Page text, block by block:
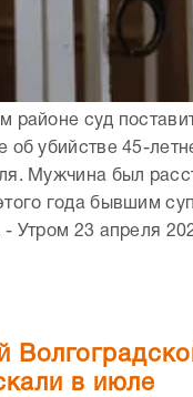
районе суд
об убийстве 45-
Мужчина был
года бывшим
Утром 23 апреля
в июле